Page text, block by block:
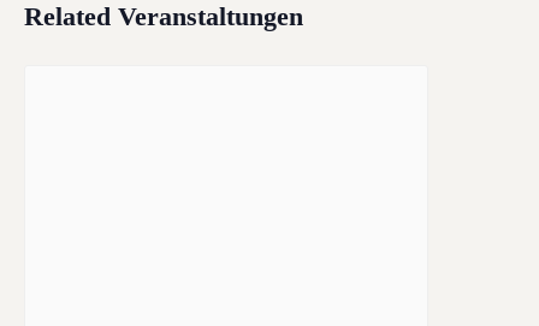
Related Veranstaltungen